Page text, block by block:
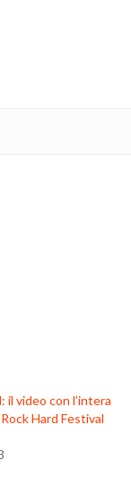
il video con l’intera
Hard Festival